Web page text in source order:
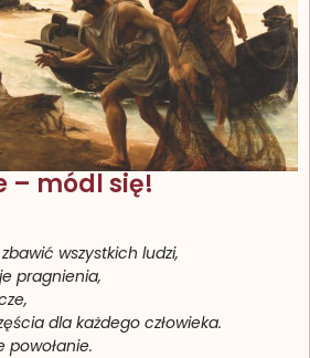
– módl się!
wszystkich ludzi,
pragnienia,
dla każdego człowieka.
powołanie.